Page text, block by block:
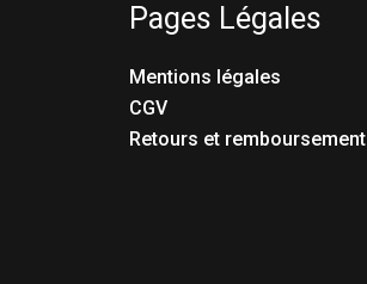
Pages Légales
Mentions légales
CGV
Retours et